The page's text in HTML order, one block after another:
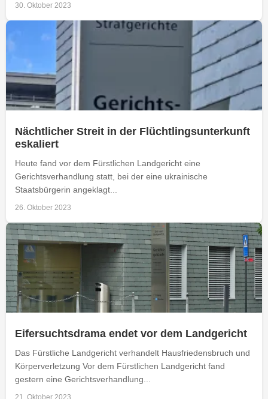
30. Oktober 2023
Nächtlicher Streit in der Flüchtlingsunterkunft
eskaliert
Heute fand vor dem Fürstlichen Landgericht eine
Gerichtsverhandlung statt, bei der eine ukrainische
Staatsbürgerin angeklagt...
26. Oktober 2023
Eifersuchtsdrama endet vor dem Landgericht
Das Fürstliche Landgericht verhandelt Hausfriedensbruch und
Körperverletzung Vor dem Fürstlichen Landgericht fand
gestern eine Gerichtsverhandlung...
21. Oktober 2023